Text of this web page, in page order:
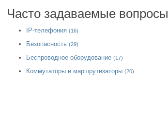
Часто задаваемые вопросы
IP-телефония (16)
Безопасность (29)
Беспроводное оборудование (17)
Коммутаторы и маршрутизаторы (20)